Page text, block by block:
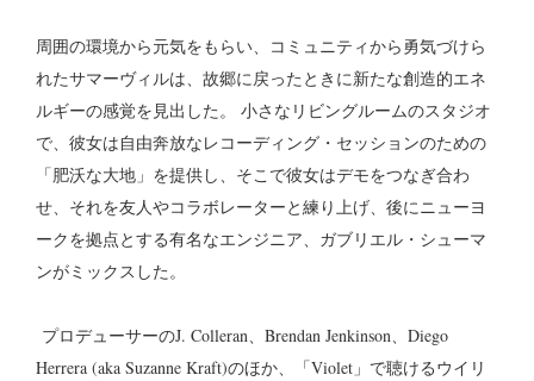
周囲の環境から元気をもらい、コミュニティから勇気づけら
れたサマーヴィルは、故郷に戻ったときに新たな創造的エネ
ルギーの感覚を見出した。 小さなリビングルームのスタジオ
で、彼女は自由奔放なレコーディング・セッションのための
「肥沃な大地」を提供し、そこで彼女はデモをつなぎ合わ
せ、それを友人やコラボレーターと練り上げ、後にニューヨ
ークを拠点とする有名なエンジニア、ガブリエル・シューマ
ンがミックスした。
プロデューサーのJ. Colleran、Brendan Jenkinson、Diego
Herrera (aka Suzanne Kraft)のほか、「Violet」で聴けるウイリ